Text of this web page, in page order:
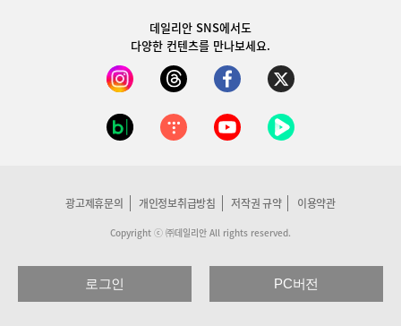
데일리안 SNS에서도
다양한 컨텐츠를 만나보세요.
광고제휴문의 개인정보취급방침 저작권 규약 이용약관
Copyright ⓒ ㈜데일리안 All rights reserved.
로그인 PC버전